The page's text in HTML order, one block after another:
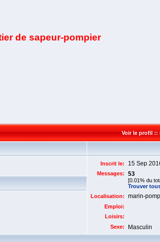
de sapeur-pompier
Voir le profil ::
Inscrit le: 15 Sep
Messages: 53
[0.01% du
Trouver
Localisation:
marin-
Emploi:
Loisirs:
Sexe:
Masculin